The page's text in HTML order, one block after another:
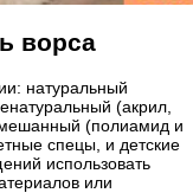
ворса
натуральный
(акрил,
(полиамид и
спецы, и детские
использовать
или